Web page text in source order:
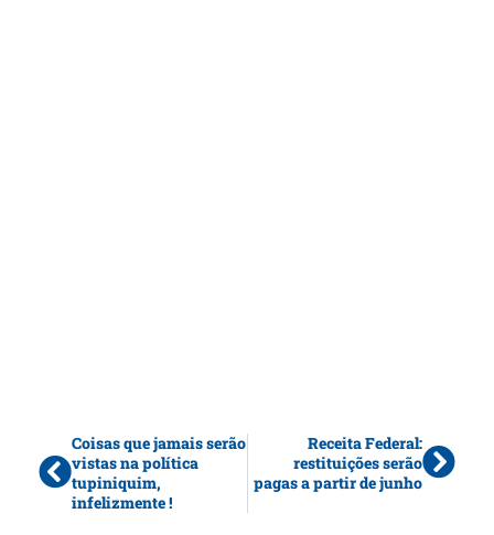
Coisas que jamais serão
vistas na política
tupiniquim,
infelizmente !
Receita Federal:
restituições serão
pagas a partir de junho